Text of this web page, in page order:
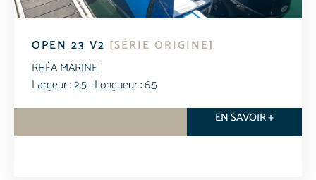
OPEN 23 V2 [SÉRIE ORIGINE]
RHÉA MARINE
Largeur : 2.5– Longueur : 6.5
EN SAVOIR +